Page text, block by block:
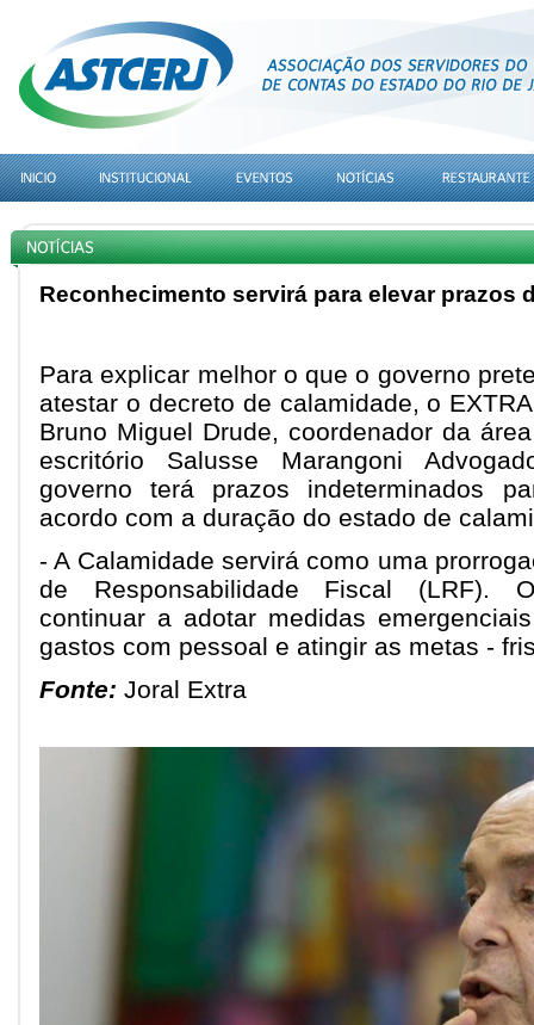
Reconhecimento servirá para elevar prazos
Para explicar melhor o que o governo
atestar o decreto de calamidade, o
Bruno Miguel Drude, coordenador da
escritório Salusse Marangoni
governo terá prazos indeterminados
acordo com a duração do estado de
- A Calamidade servirá como uma
de Responsabilidade Fiscal (LRF).
continuar a adotar medidas
gastos com pessoal e atingir as metas -
Fonte: Joral Extra